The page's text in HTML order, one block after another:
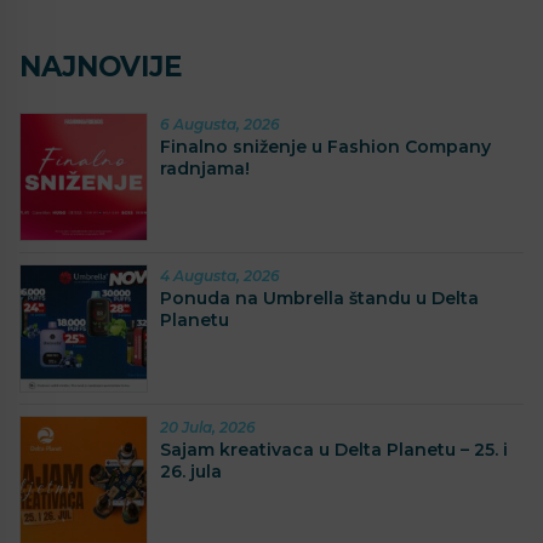
NAJNOVIJE
6 Augusta, 2026
Finalno sniženje u Fashion Company
radnjama!
4 Augusta, 2026
Ponuda na Umbrella štandu u Delta
Planetu
20 Jula, 2026
Sajam kreativaca u Delta Planetu – 25. i
26. jula